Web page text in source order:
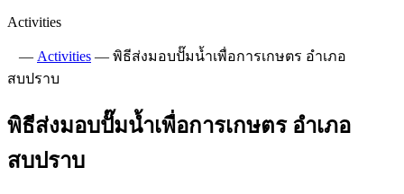
Activities
— Activities — พิธีส่งมอบปั๊มน้ำเพื่อการเกษตร อำเภอ
สบปราบ
พิธีส่งมอบปั๊มน้ำเพื่อการเกษตร อำเภอ
สบปราบ